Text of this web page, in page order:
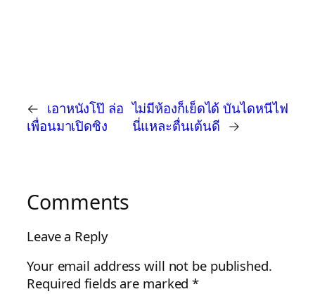
← เอาหนังโป๊ ล่อ
เพื่อนมาเปิดซิง
ไม่มีห้องก็เย็ดได้ บันไดหนีไฟ
นี่แหละตื่นเต้นดี →
Comments
Leave a Reply
Your email address will not be published.
Required fields are marked*